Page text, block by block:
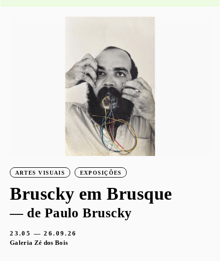
ARTES VISUAIS EXPOSIÇÕES
Bruscky em Brusque
— de Paulo Bruscky
23.05 — 26.09.26
Galeria Zé dos Bois